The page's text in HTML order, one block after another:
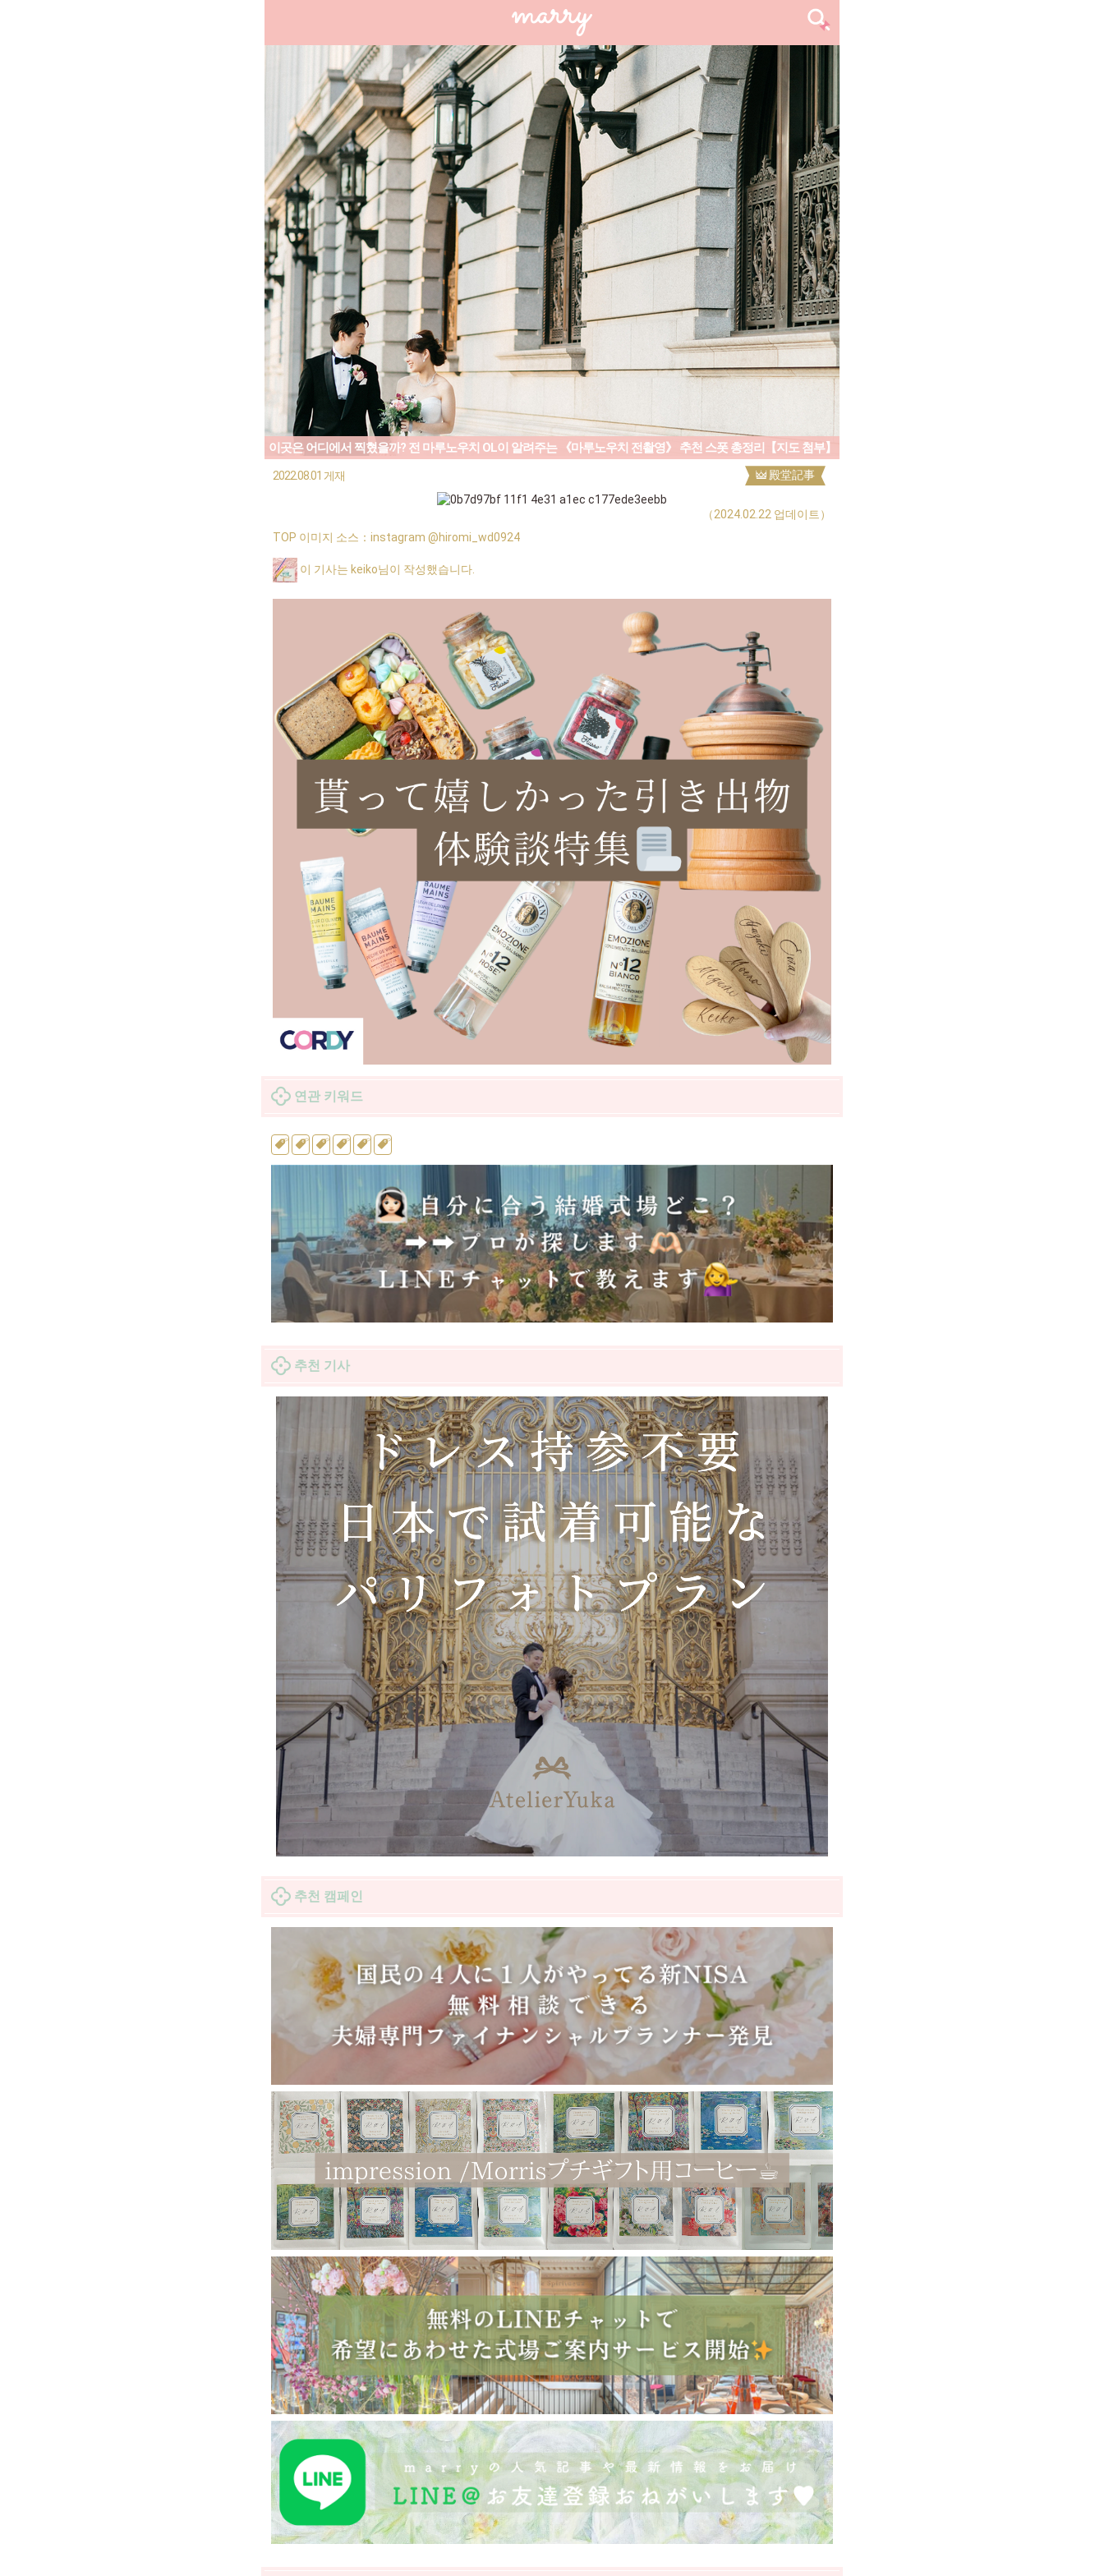
이곳은 어디에서 찍혔을까? 전 마루노우치 OL이 알려주는 《마루노우치 전촬영》 추천 스폿 총정리【지도 첨부】
2022.08.01 게재 殿堂記事
（2024.02.22 업데이트）
TOP 이미지 소스： instagram @hiromi_wd0924
이 기사는 keiko님이 작성했습니다.
연관 키워드
추천 기사
추천 캠페인